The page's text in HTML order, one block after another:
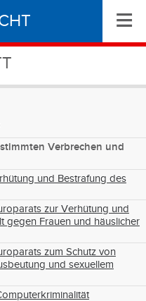
≡
Verbrechen und
und Bestrafung des
zur Verhütung und
gegen Frauen und häuslicher
zum Schutz von
und sexuellem